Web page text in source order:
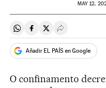
MAY12,
Compartir en Whatsapp
Compartir en Facebook
Compartir en
Desplegar
Añadir EL PAÍS en Google
O confinamento